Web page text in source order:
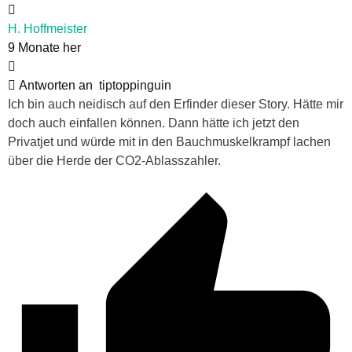
H. Hoffmeister
9 Monate her
Antworten an tiptoppinguin
Ich bin auch neidisch auf den Erfinder dieser Story. Hätte mir
doch auch einfallen können. Dann hätte ich jetzt den
Privatjet und würde mit in den Bauchmuskelkrampf lachen
über die Herde der CO2-Ablasszahler.